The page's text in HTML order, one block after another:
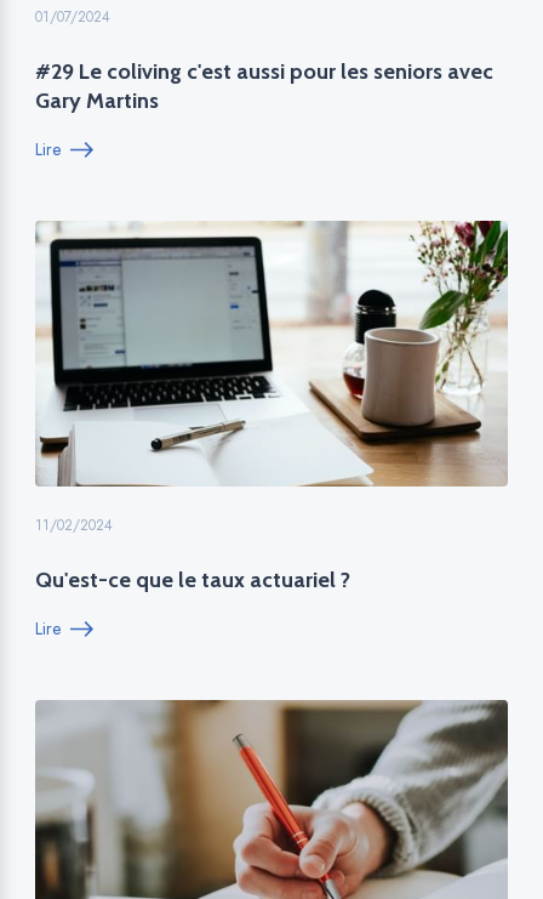
01/07/2024
#29 Le coliving c'est aussi pour les seniors avec
Gary Martins
Lire
11/02/2024
Qu'est-ce que le taux actuariel ?
Lire